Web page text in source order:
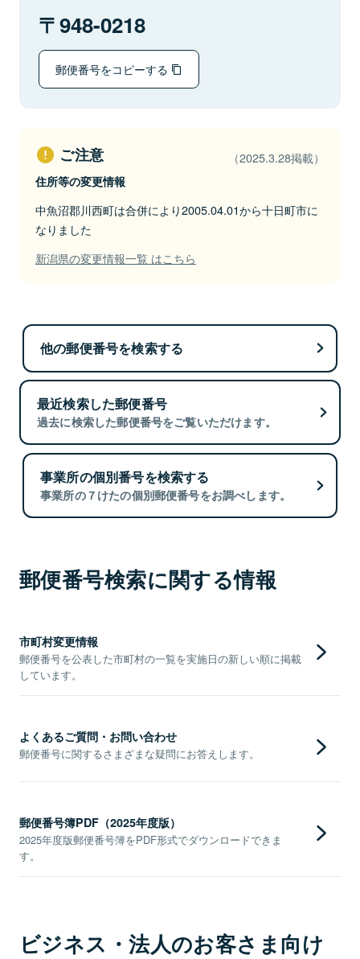
948-0218
郵便番号をコピーする
ご注意 （2025.3.28掲載）
住所等の変更情報
中魚沼郡川西町は合併により2005.04.01から十日町市に
なりました
新潟県の変更情報一覧 はこちら
他の郵便番号を検索する
最近検索した郵便番号
過去に検索した郵便番号をご覧いただけます。
事業所の個別番号を検索する
事業所の７けたの個別郵便番号をお調べします。
郵便番号検索に関する情報
市町村変更情報
郵便番号を公表した市町村の一覧を実施日の新しい順に掲載
しています。
よくあるご質問・お問い合わせ
郵便番号に関するさまざまな疑問にお答えします。
郵便番号簿PDF（2025年度版）
2025年度版郵便番号簿をPDF形式でダウンロードできま
す。
ビジネス・法人のお客さま向け